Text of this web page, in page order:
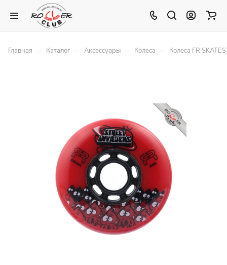
Главная – Каталог – Аксессуары – Колеса – Колеса FR